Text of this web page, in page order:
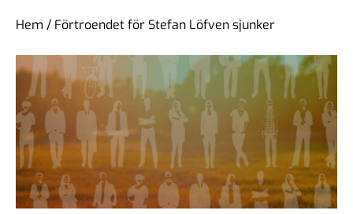
Hem / Förtroendet för Stefan Löfven sjunker